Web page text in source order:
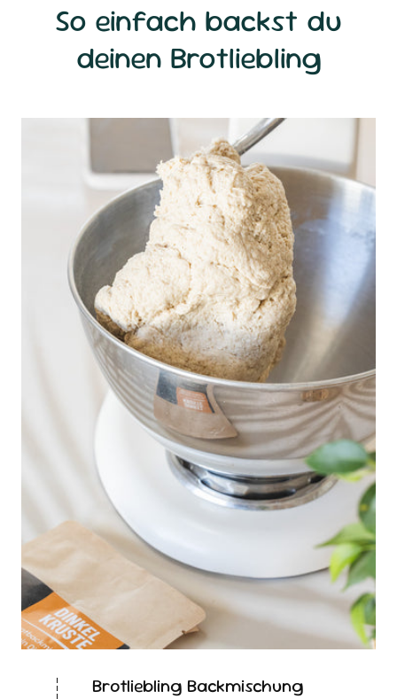
So einfach backst du
deinen Brotliebling
Brotliebling Backmischung